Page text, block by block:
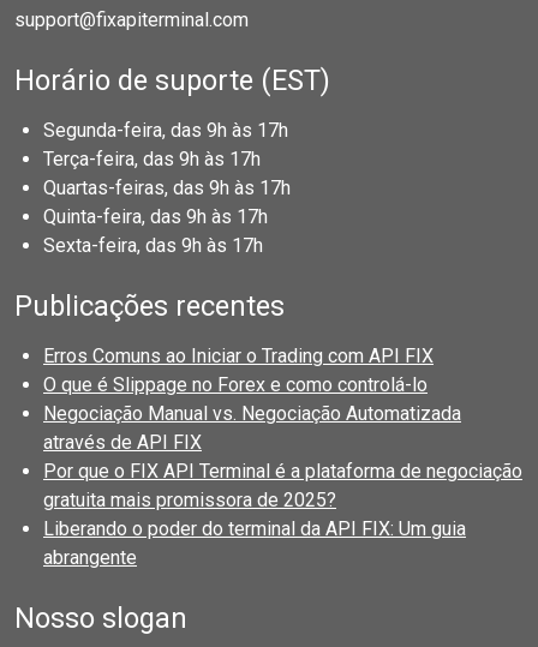
support@fixapiterminal.com
Horário de suporte (EST)
Segunda-feira, das 9h às 17h
Terça-feira, das 9h às 17h
Quartas-feiras, das 9h às 17h
Quinta-feira, das 9h às 17h
Sexta-feira, das 9h às 17h
Publicações recentes
Erros Comuns ao Iniciar o Trading com API FIX
O que é Slippage no Forex e como controlá-lo
Negociação Manual vs. Negociação Automatizada
através de API FIX
Por que o FIX API Terminal é a plataforma de negociação
gratuita mais promissora de 2025?
Liberando o poder do terminal da API FIX: Um guia
abrangente
Nosso slogan